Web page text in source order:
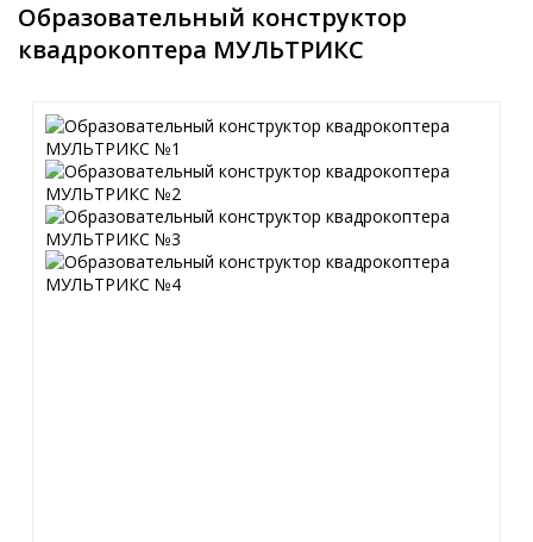
Образовательный конструктор
квадрокоптера МУЛЬТРИКС